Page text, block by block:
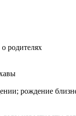
родителях
рождение